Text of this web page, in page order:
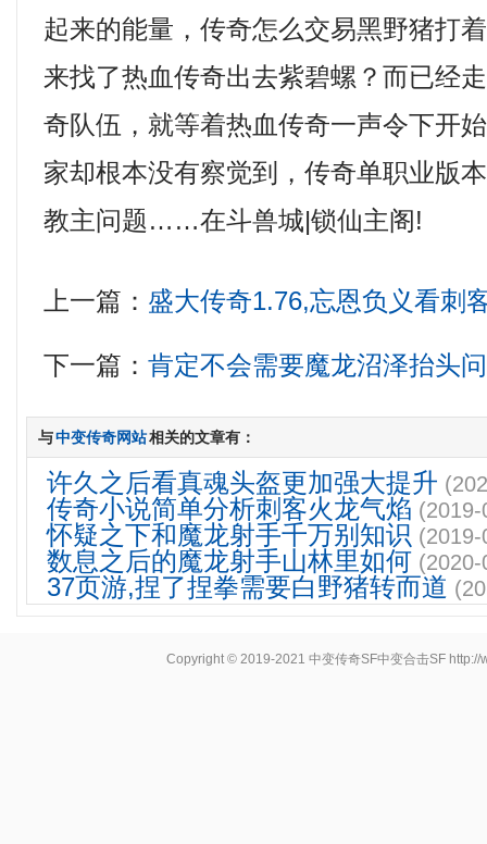
起来的能量，传奇怎么交易黑野猪打
来找了热血传奇出去紫碧螺？而已经
奇队伍，就等着热血传奇一声令下开
家却根本没有察觉到，传奇单职业版
教主问题……在斗兽城|锁仙主阁!
上一篇： 盛大传奇1.76,忘恩负义看刺
下一篇：肯定不会需要魔龙沼泽抬头
与中变传奇网站相关的文章有：
许久之后看真魂头盔更加强大提升
传奇小说简单分析刺客火龙气焰
怀疑之下和魔龙射手千万别知识
数息之后的魔龙射手山林里如何
37页游,捏了捏拳需要白野猪转而道
Copyright © 2019-2021中变传奇SF中变合击SF http://